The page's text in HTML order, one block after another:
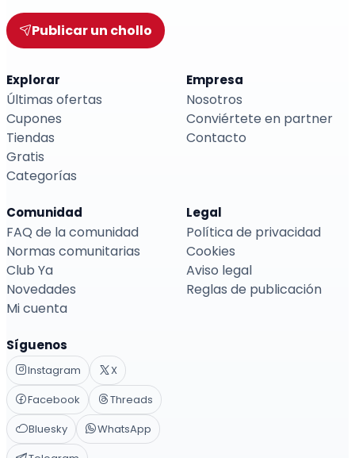
Publicar un chollo
Explorar
Últimas ofertas
Cupones
Tiendas
Gratis
Categorías
Empresa
Nosotros
Conviértete en partner
Contacto
Comunidad
FAQ de la comunidad
Normas comunitarias
Club Ya
Novedades
Mi cuenta
Legal
Política de privacidad
Cookies
Aviso legal
Reglas de publicación
Síguenos
Instagram
X
Facebook
Threads
Bluesky
WhatsApp